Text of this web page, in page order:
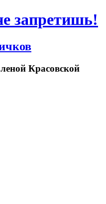
запретишь!
Красовской